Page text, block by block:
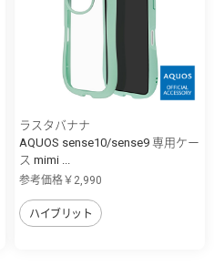
ラスタバナナ
AQUOS sense10/sense9 専用ケー
ス mimi ...
参考価格￥2,990
ハイブリット